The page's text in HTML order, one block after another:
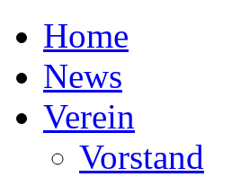
Home
News
Verein
Vorstand